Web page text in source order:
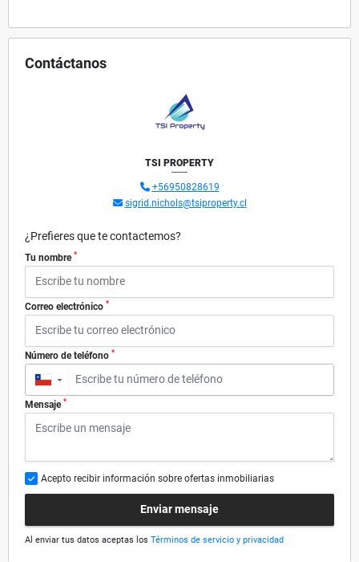
Contáctanos
TSI PROPERTY
+56950828619
sigrid.nichols@tsiproperty.cl
¿Prefieres que te contactemos?
Tu nombre *
Correo electrónico *
Número de teléfono *
▼
Mensaje *
Acepto recibir información sobre ofertas inmobiliarias
Enviar mensaje
Al enviar tus datos aceptas los Términos de servicio y privacidad